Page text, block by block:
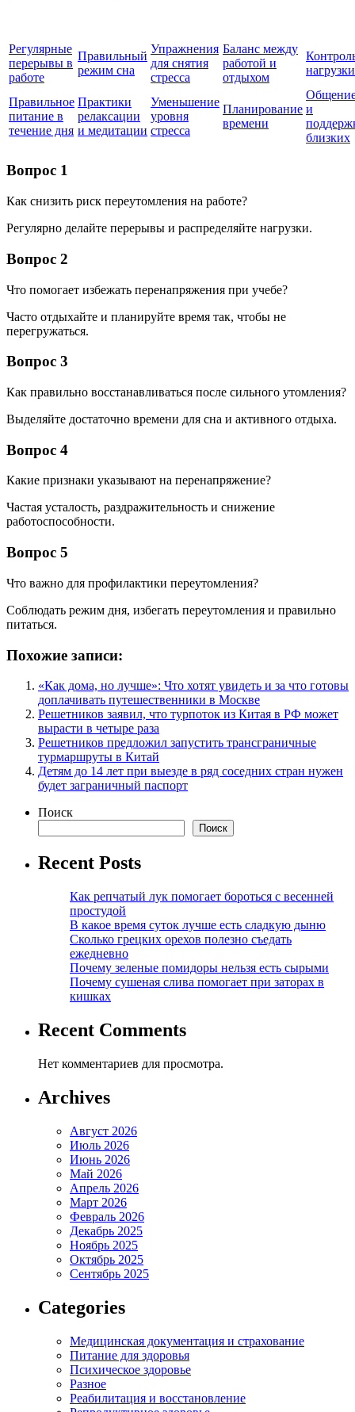
Регулярные
перерывы в
работе
Правильный
режим сна
Упражнения
для снятия
стресса
Баланс между
работой и
отдыхом
нагрузки
Правильное
питание в
течение дня
Практики
релаксации
и медитации
Уменьшение
уровня
стресса
Планирование
времени
и
близких
Вопрос 1
Как снизить риск переутомления на работе?
Регулярно делайте перерывы и распределяйте нагрузки.
Вопрос 2
Что помогает избежать перенапряжения при учебе?
Часто отдыхайте и планируйте время так, чтобы не
перегружаться.
Вопрос 3
Как правильно восстанавливаться после сильного утомления?
Выделяйте достаточно времени для сна и активного отдыха.
Вопрос 4
Какие признаки указывают на перенапряжение?
Частая усталость, раздражительность и снижение
работоспособности.
Вопрос 5
Что важно для профилактики переутомления?
Соблюдать режим дня, избегать переутомления и правильно
питаться.
Похожие записи:
«Как дома, но лучше»: Что хотят увидеть и за что готовы
доплачивать путешественники в Москве
Решетников заявил, что турпоток из Китая в РФ может
вырасти в четыре раза
Решетников предложил запустить трансграничные
турмаршруты в Китай
Детям до 14 лет при выезде в ряд соседних стран нужен
будет заграничный паспорт
Поиск
Поиск
Recent Posts
Как репчатый лук помогает бороться с весенней
простудой
В какое время суток лучше есть сладкую дыню
Сколько грецких орехов полезно съедать
ежедневно
Почему зеленые помидоры нельзя есть сырыми
Почему сушеная слива помогает при заторах в
кишках
Recent Comments
Нет комментариев для просмотра.
Archives
Август 2026
Июль 2026
Июнь 2026
Май 2026
Апрель 2026
Март 2026
Февраль 2026
Декабрь 2025
Ноябрь 2025
Октябрь 2025
Сентябрь 2025
Categories
Медицинская документация и страхование
Питание для здоровья
Психическое здоровье
Разное
Реабилитация и восстановление